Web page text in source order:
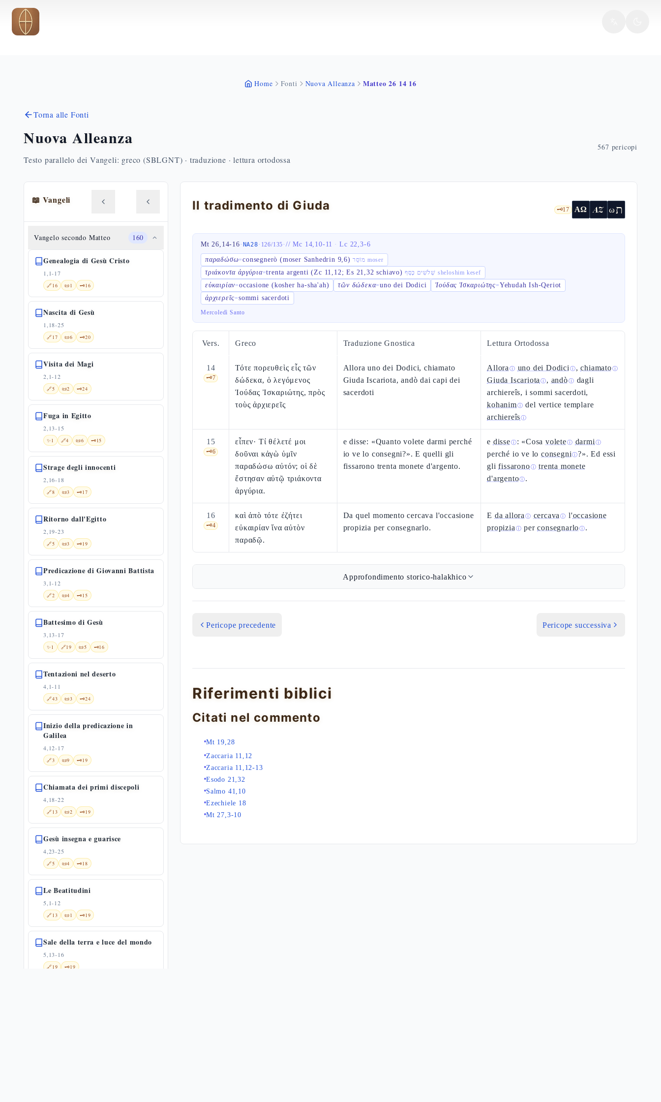
Vai al contenuto principale
Home Fonti Nuova Alleanza Matteo 26 14 16
Torna alle Fonti
Nuova Alleanza
Testo parallelo dei Vangeli: greco (SBLGNT) · traduzione · lettura ortodossa
567 pericopi
📖 Vangeli
Vangelo secondo Matteo 160
Genealogia di Gesù Cristo
1,1-17
🔗16 📜1 🗝️16
Nascita di Gesù
1,18-25
🔗17 📜6 🗝️20
Visita dei Magi
2,1-12
🔗5 📜2 🗝️24
Fuga in Egitto
2,13-15
✨1 🔗4 📜6 🗝️15
Strage degli innocenti
2,16-18
🔗8 📜3 🗝️17
Ritorno dall'Egitto
2,19-23
🔗5 📜3 🗝️19
Predicazione di Giovanni Battista
3,1-12
🔗2 📜4 🗝️15
Battesimo di Gesù
3,13-17
✨1 🔗19 📜5 🗝️16
Tentazioni nel deserto
4,1-11
🔗43 📜3 🗝️24
Inizio della predicazione in
Galilea
4,12-17
🔗3 📜9 🗝️19
Chiamata dei primi discepoli
4,18-22
🔗13 📜2 🗝️19
Gesù insegna e guarisce
4,23-25
🔗5 📜4 🗝️18
Le Beatitudini
5,1-12
🔗13 📜1 🗝️19
Sale della terra e luce del mondo
5,13-16
🔗19 🗝️19
Il tradimento di Giuda 🗝️17 ΑΩ AZ ωת
Mt 26,14-16· NA28· 126/135·//Mc 14,10-11 · Lc 22,3-6
παραδώσω=consegnerò (moser Sanhedrin 9,6) מוֹסֵר moser
τριάκοντα ἀργύρια=trenta argenti (Zc 11,12; Es 21,32 schiavo) שְׁלֹשִׁים כֶּסֶף sheloshim kesef
εὐκαιρίαν=occasione (kosher ha-sha'ah) τῶν δώδεκα=uno dei Dodici Ἰούδας Ἰσκαριώτης=Yehudah Ish-Qeriot
ἀρχιερεῖς=sommi sacerdoti
Mercoledì Santo
Vers. Greco Traduzione Gnostica Lettura Ortodossa
14
🗝️7
Τότε πορευθεὶς εἷς τῶν
δώδεκα, ὁ λεγόμενος
Ἰούδας Ἰσκαριώτης, πρὸς
τοὺς ἀρχιερεῖς
Allora uno dei Dodici, chiamato
Giuda Iscariota, andò dai capi dei
sacerdoti
Allora ⓘ uno dei Dodici ⓘ,chiamatoⓘ
Giuda Iscariota ⓘ, andòⓘ dagli
archiereîs, i sommi sacerdoti,
kohanimⓘ del vertice templare
archiereîsⓘ
15
🗝️6
εἶπεν· Τί θέλετέ μοι
δοῦναι κἀγὼ ὑμῖν
παραδώσω αὐτόν; οἱ δὲ
ἔστησαν αὐτῷ τριάκοντα
ἀργύρια.
e disse: «Quanto volete darmi perché
io ve lo consegni?». E quelli gli
fissarono trenta monete d'argento.
e disseⓘ: «Cosavoleteⓘ darmi ⓘ
perché io ve loconsegni ⓘ?». Ed essi
glifissaronoⓘ trenta monete
d'argentoⓘ.
16
🗝️4
καὶ ἀπὸ τότε ἐζήτει
εὐκαιρίαν ἵνα αὐτὸν
παραδῷ.
Da quel momento cercava l'occasione
propizia per consegnarlo.
E da allora ⓘ cercava ⓘ l'occasione
propizia ⓘ perconsegnarloⓘ.
Approfondimento storico-halakhico
Pericope precedente Pericope successiva
Riferimenti biblici
Citati nel commento
Mt 19,28
Zaccaria 11,12
Zaccaria 11,12-13
Esodo 21,32
Salmo 41,10
Ezechiele 18
Mt 27,3-10